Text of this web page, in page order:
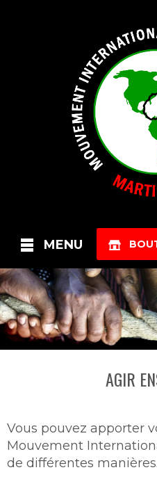
MENU
AGIR
Vous pouvez apporter
Mouvement
de différentes manières.